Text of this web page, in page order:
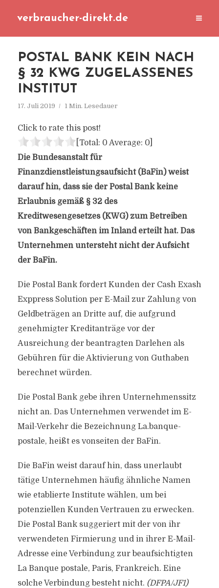
verbraucher-direkt.de
POSTAL BANK KEIN NACH
§ 32 KWG ZUGELASSENES
INSTITUT
17. Juli 2019 1 Min. Lesedauer
Click to rate this post!
[Total: 0 Average: 0]
Die Bundesanstalt für
Finanzdienstleistungsaufsicht (BaFin) weist
darauf hin, dass sie der Postal Bank keine
Erlaubnis gemäß § 32 des
Kreditwesengesetzes (KWG) zum Betreiben
von Bankgeschäften im Inland erteilt hat. Das
Unternehmen untersteht nicht der Aufsicht
der BaFin.
Die Postal Bank fordert Kunden der Cash Exash
Exppress Solution per E-Mail zur Zahlung von
Geldbeträgen an Dritte auf, die aufgrund
genehmigter Kreditanträge vor der
Ausreichung der beantragten Darlehen als
Gebühren für die Aktivierung von Guthaben
berechnet würden.
Die Postal Bank gebe ihren Unternehmenssitz
nicht an. Das Unternehmen verwendet im E-
Mail-Verkehr die Bezeichnung La.banque-
postale, heißt es vonseiten der BaFin.
Die BaFin weist darauf hin, dass unerlaubt
tätige Unternehmen häufig ähnliche Namen
wie etablierte Institute wählen, um bei
potenziellen Kunden Vertrauen zu erwecken.
Die Postal Bank suggeriert mit der von ihr
verwendeten Firmierung und in ihrer E-Mail-
Adresse eine Verbindung zur beaufsichtigten
La Banque postale, Paris, Frankreich. Eine
solche Verbindung besteht nicht. (DFPA/JF1)